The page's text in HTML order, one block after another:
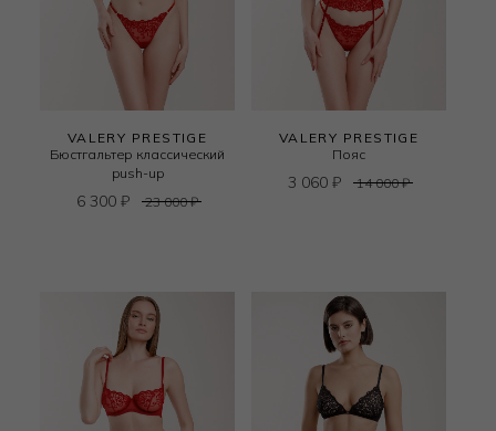
VALERY PRESTIGE
Бюстгальтер классический
push-up
6 300 ₽ 23 000₽
VALERY PRESTIGE
Пояс
3 060 ₽ 14 000₽